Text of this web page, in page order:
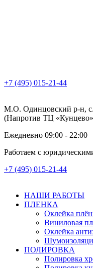
+7 (495) 015-21-44
М.О. Одинцовский р-н,
(Напротив ТЦ
Ежедневно 09:00 - 22:00
Работаем с
+7 (495) 015-21-44
НАШИ РАБОТЫ
ПЛЕНКА
Оклейка
Виниловая
Оклейка
ПОЛИРОВКА
Полировка